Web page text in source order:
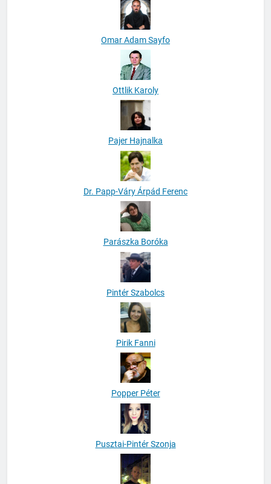
Omar Adam Sayfo
Ottlik Karoly
Pajer Hajnalka
Dr. Papp-Váry Árpád Ferenc
Parászka Boróka
Pintér Szabolcs
Pirik Fanni
Popper Péter
Pusztai-Pintér Szonja